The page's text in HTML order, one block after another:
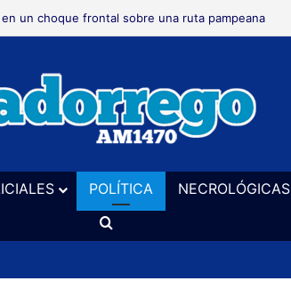
un choque frontal sobre una ruta pampeana
POLÍTICA NECROLÓGICAS
Buscar